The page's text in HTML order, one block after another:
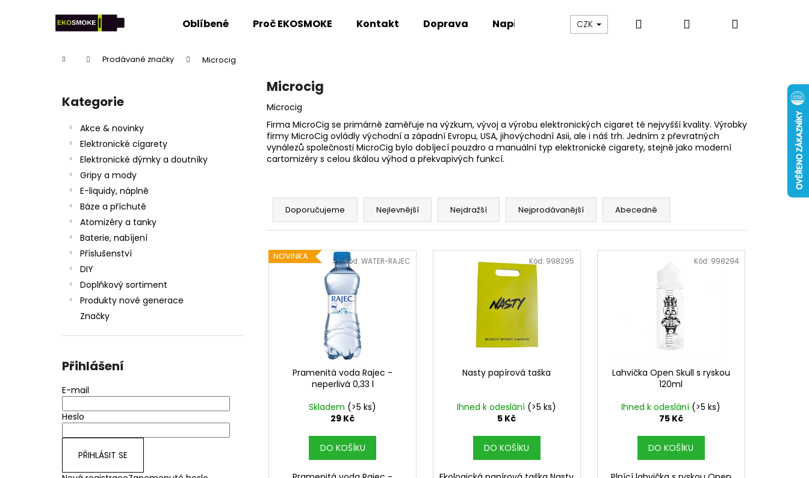
Oblíbené Proč EKOSMOKE Kontakt Doprava Napište nám Obch. podmínky Reklamace
CZK Hledat PřihlášeníNákupní
Domů Prodávané značky Microcig
Přeskočit
kategorie
Kategorie
Akce & novinky
Elektronické cigarety
Elektronické dýmky a doutníky
Gripy a mody
E-liquidy, náplně
Báze a příchutě
Atomizéry a tanky
Baterie, nabíjení
Příslušenství
DIY
Doplňkový sortiment
Produkty nové generace
Značky
Přihlášení
E-mail
Heslo
PŘIHLÁSIT SE
Microcig
Microcig
Firma MicroCig se primárně zaměřuje na výzkum, vývoj a výrobu elektronických cigaret té nejvyšší kvality. Výrobky
firmy MicroCig ovládly východní a západní Evropu, USA, jihovýchodní Asii, ale i náš trh. Jedním z převratných
vynálezů společnosti MicroCig bylo dobíjecí pouzdro a manuální typ elektronické cigarety, stejně jako moderní
cartomizéry s celou škálou výhod a překvapivých funkcí.
Ř
z
n
Doporučujeme Nejlevnější Nejdražší Nejprodávanější Abecedně
V
ýNOVINKA
Pramenitá voda Rajec -
neperlivá 0,33 l
Skladem (>5 ks)
29 Kč
DO KOŠÍKU
Kód:WATER-RAJEC
Nasty papírová taška
Ihned k odeslání (>5 ks)
5 Kč
DO KOŠÍKU
Kód: 998295
Lahvička Open Skull s ryskou
120ml
Ihned k odeslání (>5 ks)
75 Kč
DO KOŠÍKU
Kód: 998294
Zpět
Zpět
Doporučujeme
Následující
JOYETECH BF SS316 ATOMIZER 0,6OHM
48 Kč
DEKANG MENTOL 10ML 6MG
195 Kč
DEKANG DESERT SHIP 10ML 18MG
169 Kč
Původně:195 Kč